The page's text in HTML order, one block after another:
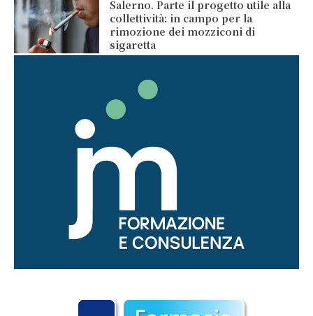
Salerno. Parte il progetto utile alla
collettività: in campo per la
rimozione dei mozziconi di
sigaretta